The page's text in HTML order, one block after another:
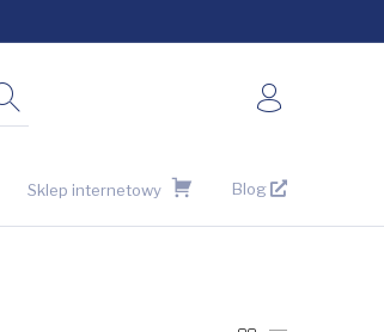
Sklep internetowy Blog